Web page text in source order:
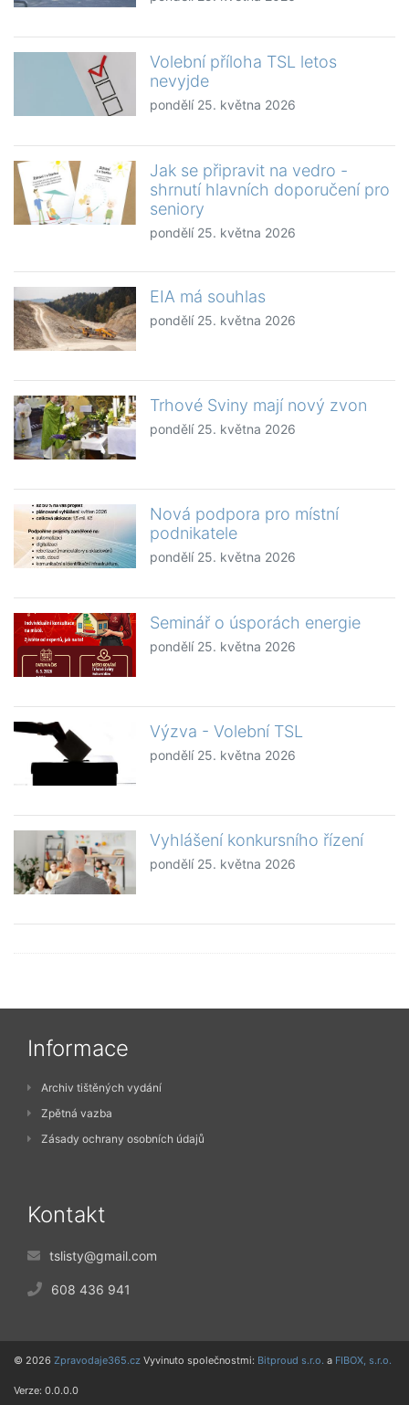
Volební příloha TSL letos
nevyjde
pondělí 25. května 2026
Jak se připravit na vedro -
shrnutí hlavních doporučení pro
seniory
pondělí 25. května 2026
EIA má souhlas
pondělí 25. května 2026
Trhové Sviny mají nový zvon
pondělí 25. května 2026
Nová podpora pro místní
podnikatele
pondělí 25. května 2026
Seminář o úsporách energie
pondělí 25. května 2026
Výzva - Volební TSL
pondělí 25. května 2026
Vyhlášení konkursního řízení
pondělí 25. května 2026
Informace
Archiv tištěných vydání
Zpětná vazba
Zásady ochrany osobních údajů
Kontakt
tslisty@gmail.com
608 436 941
© 2026 Zpravodaje365.cz Vyvinuto společnostmi: Bitproud s.r.o. a FIBOX, s.r.o.
Verze: 0.0.0.0